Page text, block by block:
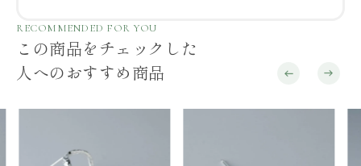
RECOMMENDED FOR YOU
この商品をチェックした
人へのおすすめ商品